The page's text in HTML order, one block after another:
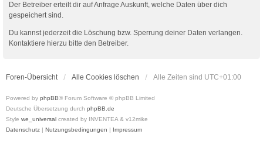
Der Betreiber erteilt dir auf Anfrage Auskunft, welche Daten über dich
gespeichert sind.
Du kannst jederzeit die Löschung bzw. Sperrung deiner Daten verlangen.
Kontaktiere hierzu bitte den Betreiber.
Foren-Übersicht Alle Cookies löschen Alle Zeiten sind UTC+01:00
Powered by phpBB® Forum Software © phpBB Limited
Deutsche Übersetzung durch phpBB.de
Style we_universal created by INVENTEA & v12mike
Datenschutz | Nutzungsbedingungen | Impressum